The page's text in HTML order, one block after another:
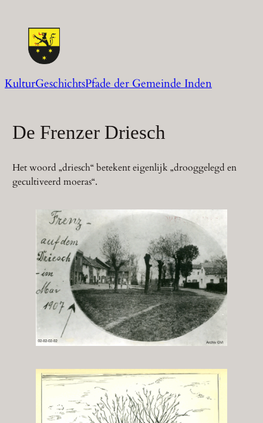
Inhalt
springen
KulturGeschichtsPfade der Gemeinde Inden
De Frenzer Driesch
Het woord „driesch“ betekent eigenlijk „drooggelegd en
gecultiveerd moeras“.